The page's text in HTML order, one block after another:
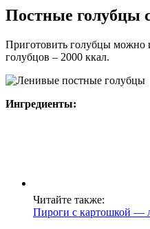
Постные голубцы
Приготовить голубцы можно
голубцов – 2000 ккал.
Ингредиенты:
Читайте также:
Пироги с картошкой —